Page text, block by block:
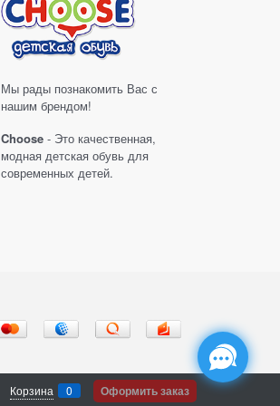
Мы рады познакомить Вас с
нашим брендом!
Choose - Это качественная,
модная детская обувь для
современных детей.
Корзина 0 Оформить заказ